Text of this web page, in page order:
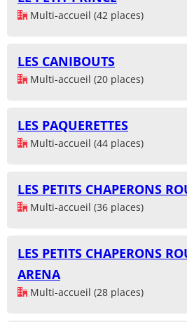
Multi-accueil (42 places)
LES CANIBOUTS
Multi-accueil (20 places)
LES PAQUERETTES
Multi-accueil (44 places)
LES PETITS CHAPERONS
Multi-accueil (36 places)
LES PETITS CHAPERONS
ARENA
Multi-accueil (28 places)